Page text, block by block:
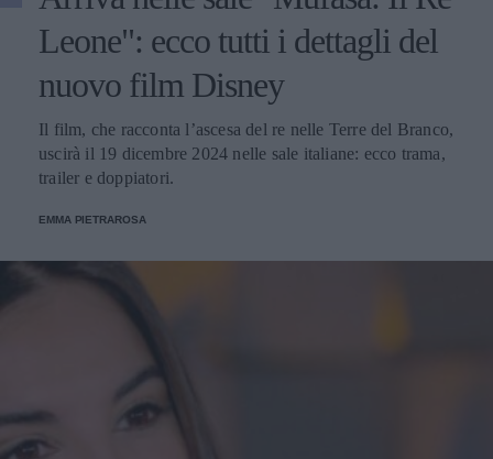
Leone": ecco tutti i dettagli del
nuovo film Disney
Il film, che racconta l’ascesa del re nelle Terre del Branco,
uscirà il 19 dicembre 2024 nelle sale italiane: ecco trama,
trailer e doppiatori.
EMMA PIETRAROSA